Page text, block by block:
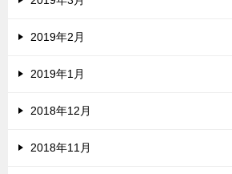
2019年2月
2019年1月
2018年12月
2018年11月